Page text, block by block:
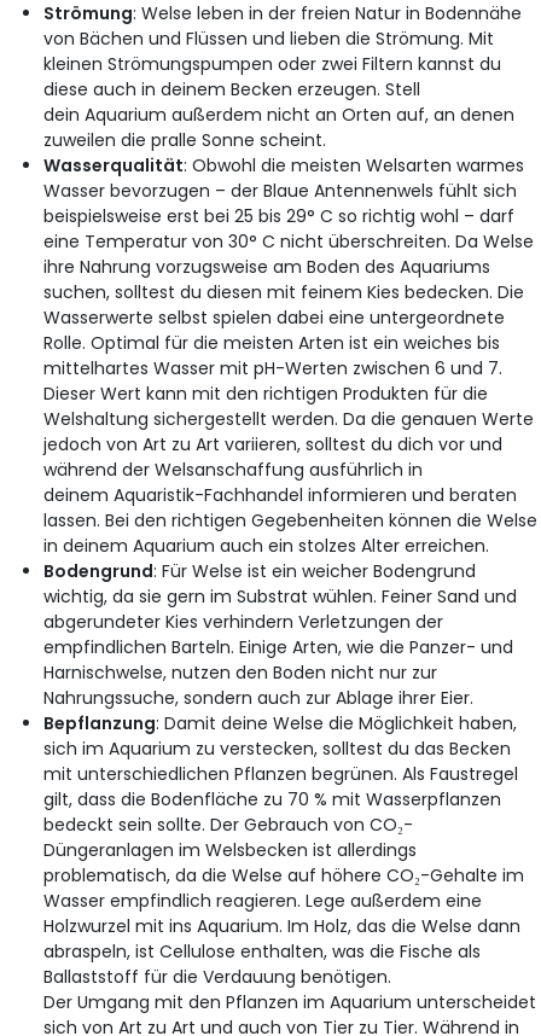
Strömung: Welse leben in der freien Natur in Bodennähe
von Bächen und Flüssen und lieben die Strömung. Mit
kleinen Strömungspumpen oder zwei Filtern kannst du
diese auch in deinem Becken erzeugen. Stell
dein Aquarium außerdem nicht an Orten auf, an denen
zuweilen die pralle Sonne scheint.
Wasserqualität: Obwohl die meisten Welsarten warmes
Wasser bevorzugen – der Blaue Antennenwels fühlt sich
beispielsweise erst bei 25 bis 29° C so richtig wohl – darf
eine Temperatur von 30° C nicht überschreiten. Da Welse
ihre Nahrung vorzugsweise am Boden des Aquariums
suchen, solltest du diesen mit feinem Kies bedecken. Die
Wasserwerte selbst spielen dabei eine untergeordnete
Rolle. Optimal für die meisten Arten ist ein weiches bis
mittelhartes Wasser mit pH-Werten zwischen 6 und 7.
Dieser Wert kann mit den richtigen Produkten für die
Welshaltung sichergestellt werden. Da die genauen Werte
jedoch von Art zu Art variieren, solltest du dich vor und
während der Welsanschaffung ausführlich in
deinem Aquaristik-Fachhandel informieren und beraten
lassen. Bei den richtigen Gegebenheiten können die Welse
in deinem Aquarium auch ein stolzes Alter erreichen.
Bodengrund: Für Welse ist ein weicher Bodengrund
wichtig, da sie gern im Substrat wühlen. Feiner Sand und
abgerundeter Kies verhindern Verletzungen der
empfindlichen Barteln. Einige Arten, wie die Panzer- und
Harnischwelse, nutzen den Boden nicht nur zur
Nahrungssuche, sondern auch zur Ablage ihrer Eier.
Bepflanzung: Damit deine Welse die Möglichkeit haben,
sich im Aquarium zu verstecken, solltest du das Becken
mit unterschiedlichen Pflanzen begrünen. Als Faustregel
gilt, dass die Bodenfläche zu 70 % mit Wasserpflanzen
bedeckt sein sollte. Der Gebrauch von CO₂-
Düngeranlagen im Welsbecken ist allerdings
problematisch, da die Welse auf höhere CO₂-Gehalte im
Wasser empfindlich reagieren. Lege außerdem eine
Holzwurzel mit ins Aquarium. Im Holz, das die Welse dann
abraspeln, ist Cellulose enthalten, was die Fische als
Ballaststoff für die Verdauung benötigen.
Der Umgang mit den Pflanzen im Aquarium unterscheidet
sich von Art zu Art und auch von Tier zu Tier. Während in